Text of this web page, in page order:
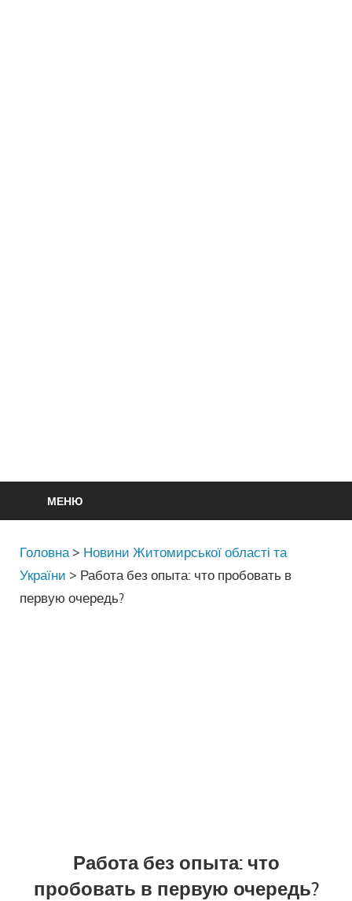
МЕНЮ
Головна > Новини Житомирської області та
України > Работа без опыта: что пробовать в
первую очередь?
Работа без опыта: что
пробовать в первую очередь?